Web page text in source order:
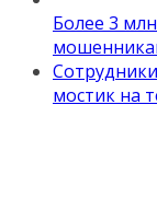
Более 3
мостик на